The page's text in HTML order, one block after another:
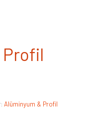
Profil
Alüminyum & Profil